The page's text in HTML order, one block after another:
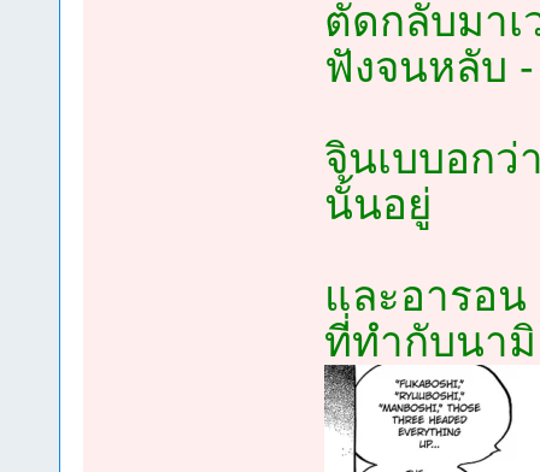
ตัดกลับมาเ
ฟังจนหลับ
จินเบบอกว่
นั้นอยู่
และอารอน
ที่ทำกับนา